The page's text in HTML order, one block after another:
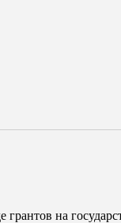
грантов на